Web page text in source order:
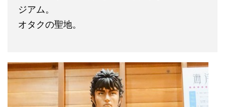
ジアム。
オタクの聖地。